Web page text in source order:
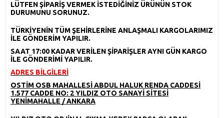
LÜTFEN ŞİPARİŞ VERMEK İSTEDİĞİNİZ ÜRÜNÜN STOK
DURUMUNU SORUNUZ.
TÜRKİYENİN TÜM ŞEHİRLERİNE ANLAŞMALI KARGOLARIMIZ
İLE GÖNDERİM YAPILIR.
SAAT 17:00 KADAR VERİLEN ŞİPARİŞLER AYNI GÜN KARGO
İLE GÖNDERİMİ YAPILIR.
ADRES BİLGİLERİ
OSTİM OSB MAHALLESİ ABDUL HALUK RENDA CADDESİ
1.577 CADDE NO: 2 YILDIZ OTO SANAYİ SİTESİ
YENİMAHALLE / ANKARA